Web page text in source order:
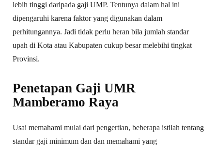
lebih tinggi daripada gaji UMP. Tentunya dalam hal ini
dipengaruhi karena faktor yang digunakan dalam
perhitungannya. Jadi tidak perlu heran bila jumlah standar
upah di Kota atau Kabupaten cukup besar melebihi tingkat
Provinsi.
Penetapan Gaji UMR
Mamberamo Raya
Usai memahami mulai dari pengertian, beberapa istilah tentang
standar gaji minimum dan dan memahami yang